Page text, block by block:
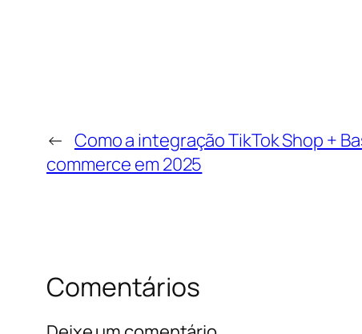
← Como a integração TikTok Shop +
commerce em 2025
Comentários